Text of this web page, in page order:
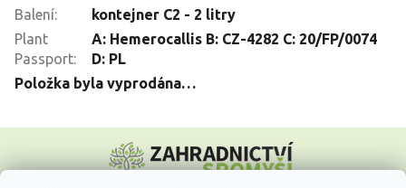
Balení:
kontejner C2 - 2 litry
Plant
Passport:
A: Hemerocallis B: CZ-4282 C: 20/FP/0074
D: PL
Položka byla vyprodána…
p